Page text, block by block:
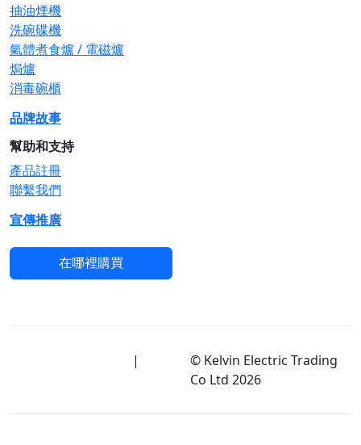
抽油煙機
洗碗碟機
氣體煮食爐 / 電磁爐
焗爐
消毒碗櫃
品牌故事
幫助和支持
產品註冊
聯繫我們
宣傳推廣
在哪裡購買
|
© Kelvin Electric Trading
Co Ltd 2026